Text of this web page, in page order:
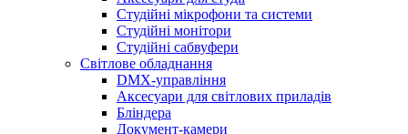
Студійні мікрофони та системи
Студійні монітори
Студійні сабвуфери
Світлове обладнання
DMX-управління
Аксесуари для світлових приладів
Бліндера
Документ-камери